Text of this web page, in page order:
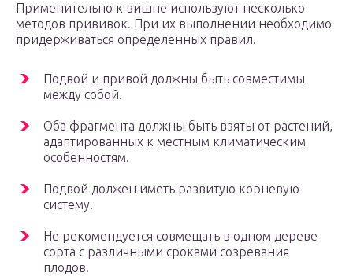
Применительно к вишне используют несколько
методов прививок. При их выполнении необходимо
придерживаться определенных правил.
Подвой и привой должны быть совместимы
между собой.
Оба фрагмента должны быть взяты от растений,
адаптированных к местным климатическим
особенностям.
Подвой должен иметь развитую корневую
систему.
Не рекомендуется совмещать в одном дереве
сорта с различными сроками созревания
плодов.